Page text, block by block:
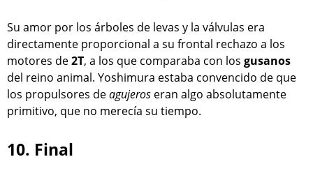
Su amor por los árboles de levas y la válvulas era
directamente proporcional a su frontal rechazo a los
motores de2T, a los que comparaba con los gusanos
del reino animal. Yoshimura estaba convencido de que
los propulsores deagujeros eran algo absolutamente
primitivo, que no merecía su tiempo.
10. Final